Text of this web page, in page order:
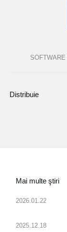
Distribuie
Mai multe ştiri
2026.01.22
2025.12.18